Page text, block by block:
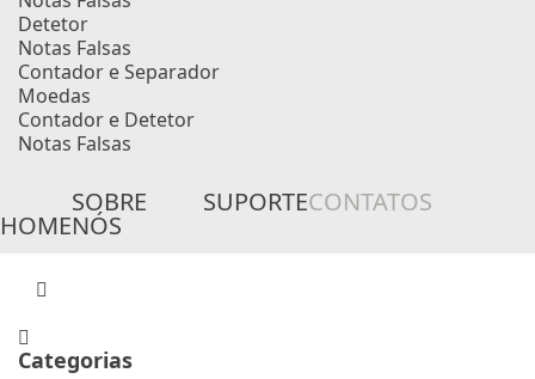
Detetor
Notas Falsas
Contador e Separador
Moedas
Contador e Detetor
Notas Falsas
HOME
SOBRE
NÓS
SUPORTECONTATOS
Categorias